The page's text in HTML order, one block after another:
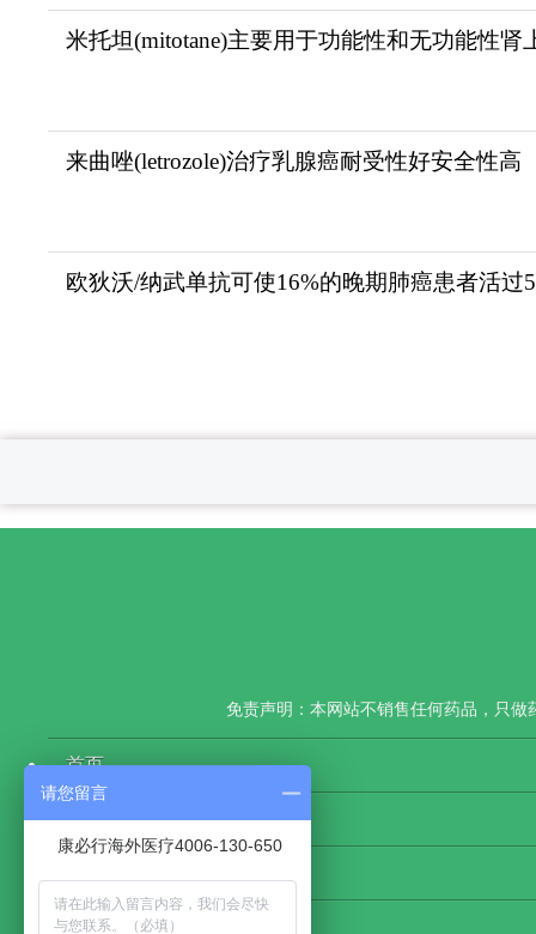
米托坦(mitotane)主要用于功能性和无功能性肾
来曲唑(letrozole)治疗乳腺癌耐受性好安全性高
欧狄沃/纳武单抗可使16%的晚期肺癌患者活过
免责声明：本网站不销售任何药品，只
首页
康必行新闻
网站地图
请您留言
康必行海外医疗4006-130-650